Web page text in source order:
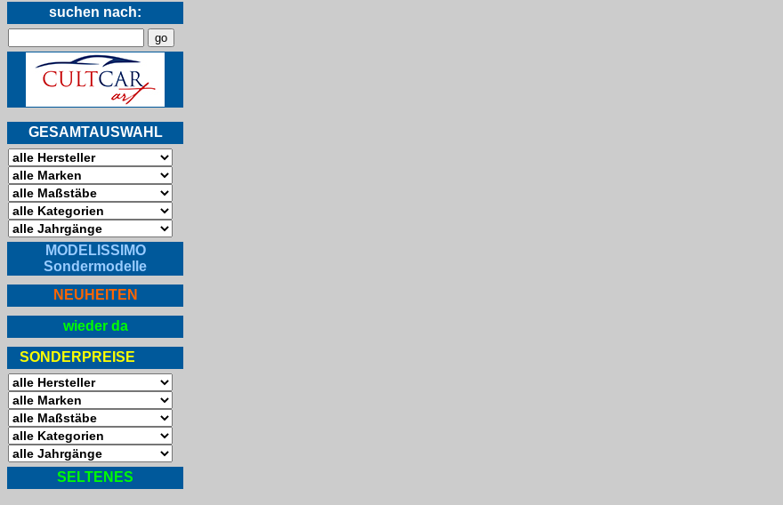
suchen nach:
GESAMTAUSWAHL
MODELISSIMO
Sondermodelle
NEUHEITEN
wieder da
SONDERPREISE
SELTENES